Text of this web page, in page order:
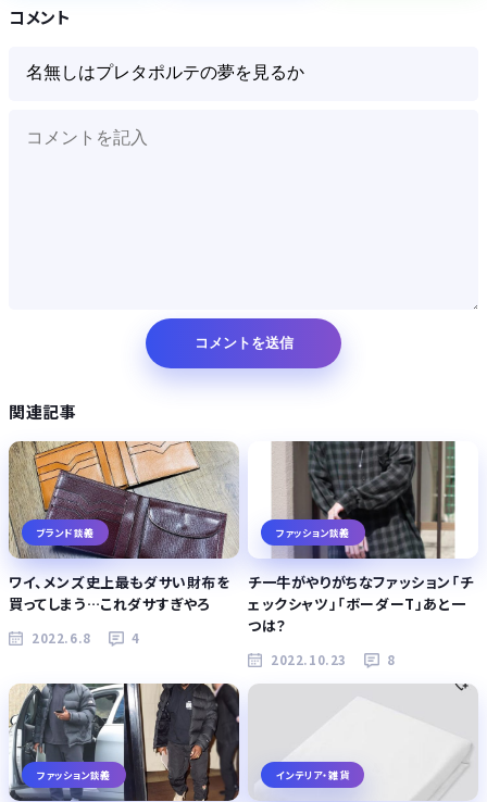
Powered by livedoor 相互RSS
コメント
関連記事
ブランド談義
ワイ、メンズ史上最もダサい財布を
買ってしまう…これダサすぎやろ
2022.6.8 4
ファッション談義
チ一牛がやりがちなファッション「チ
ェックシャツ」「ボーダーT」あと一
つは？
2022.10.23 8
ファッション談義 インテリア・雑貨